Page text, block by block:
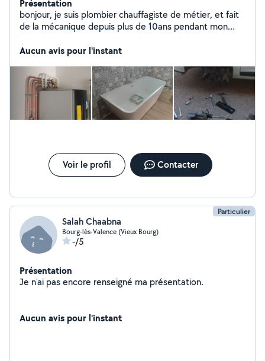
Présentation
bonjour, je suis plombier chauffagiste de métier, et fait
de la mécanique depuis plus de 10ans pendant mon
Aucun avis pour l'instant
Voir le profil Contacter
Particulier
Salah Chaabna
Bourg-lès-Valence (Vieux Bourg)
-/5
Présentation
Je n'ai pas encore renseigné ma présentation.
Aucun avis pour l'instant